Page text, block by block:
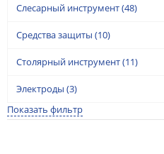
Слесарный инструмент(48)
Средства защиты (10)
Столярный инструмент(11)
Электроды (3)
Показать фильтр